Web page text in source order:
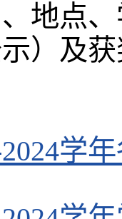
地点
）及
2024学